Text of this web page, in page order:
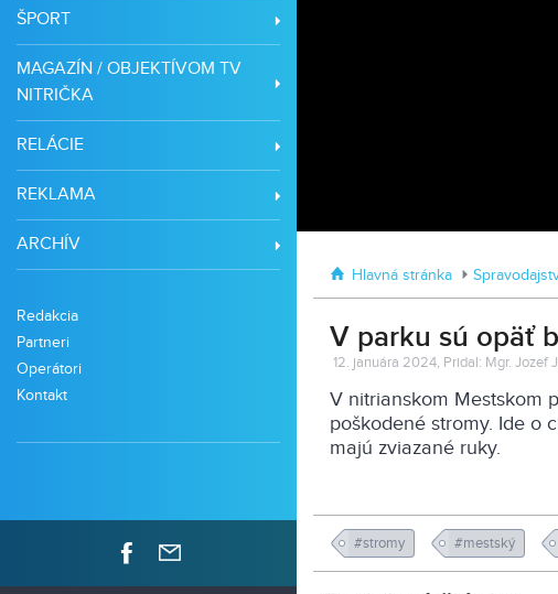
ŠPORT
MAGAZÍN / OBJEKTÍVOM TV
NITRIČKA
RELÁCIE
REKLAMA
ARCHÍV
Redakcia
Partneri
Operátori
Kontakt
Hlavná stránka
V parku sú opäť
12. januára 2024, Pridal: Mgr. Jozef
V nitrianskom Mestskom
poškodené stromy. Ide o
majú zviazané ruky.
#stromy #mestský